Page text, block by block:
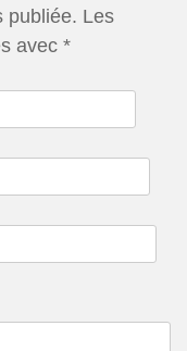
publiée. Les
avec *